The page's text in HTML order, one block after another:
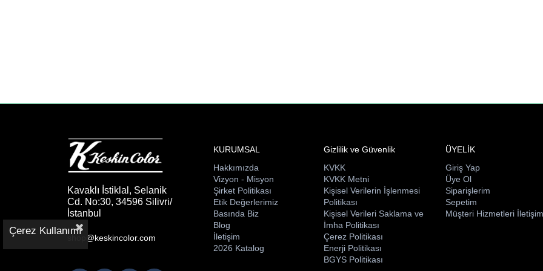
Kavaklı İstiklal, Selanik
Cd. No:30, 34596 Silivri/
İstanbul
shop@keskincolor.com
KURUMSAL
Hakkımızda
Vizyon - Misyon
Şirket Politikası
Etik Değerlerimiz
Basında Biz
Blog
İletişim
2026 Katalog
Gizlilik ve Güvenlik
KVKK
KVKK Metni
Kişisel Verilerin İşlenmesi
Politikası
Kişisel Verileri Saklama ve
İmha Politikası
Çerez Politikası
Enerji Politikası
BGYS Politikası
ÜYELİK
Giriş Yap
Üye Ol
Siparişlerim
Sepetim
Müşteri Hizmetleri İletişim
Çerez Kullanımı